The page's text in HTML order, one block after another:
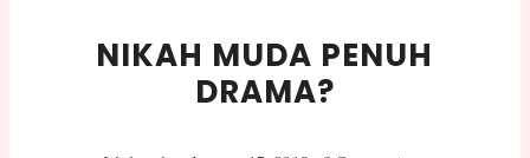
NIKAH MUDA PENUH
DRAMA?